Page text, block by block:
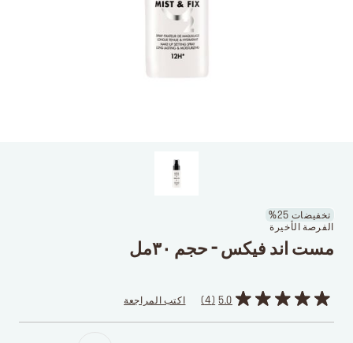
تخفيضات 25%
الفرصة الأخيرة
مست اند فيكس - حجم ٣٠مل
5.0
4 اكتب المراجعة